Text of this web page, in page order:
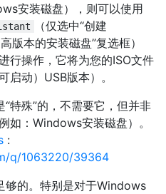
安装磁盘），则可以使用
（仅选中“创建
版本的安装磁盘”复选框）
行操作，它将为您的ISO文件
启动）USB版本）。
“特殊”的，不需要它，但并非
如：Windows安装磁盘）。
:
q/1063220/39364
够的。特别是对于Windows